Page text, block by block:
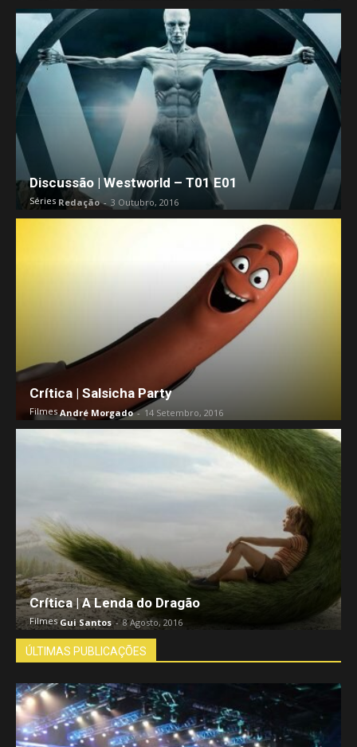
Discussão | Westworld – T01 E01
Séries Redação- 3 Outubro, 2016
Crítica | Salsicha Party
Filmes André Morgado - 14 Setembro, 2016
Crítica | A Lenda do Dragão
FilmesGui Santos - 8 Agosto, 2016
ÚLTIMAS PUBLICAÇÕES